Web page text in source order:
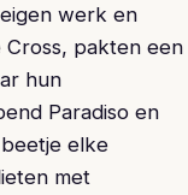
werk en
pakten een
hun
Paradiso en
elke
met